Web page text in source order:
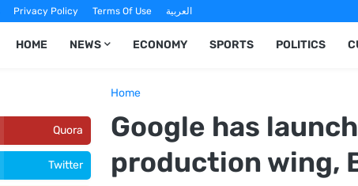
Privacy Policy Terms Of Use العربية
HOME NEWS ECONOMY SPORTS POLITICS
Home
Google has
production wing,
Quora
Twitter